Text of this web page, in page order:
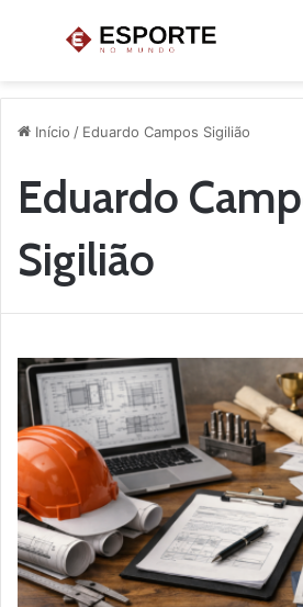
Menu
Início / Eduardo Campos Sigilião
Eduardo
Sigilião